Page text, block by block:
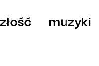
muzyki